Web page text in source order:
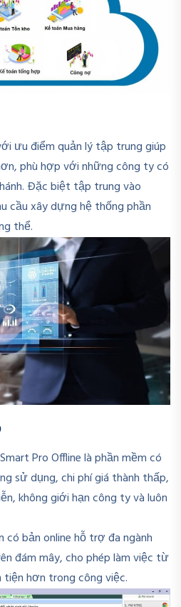
ưu điểm quản lý tập trung giúp
phù hợp với những công ty có
Đặc biệt tập trung vào
cầu xây dựng hệ thống phần
thể.
Pro Offline là phần mềm có
sử dụng, chi phí giá thành thấp,
không giới hạn công ty và luôn
có bản online hỗ trợ đa ngành
đám mây, cho phép làm việc từ
hơn trong công việc.